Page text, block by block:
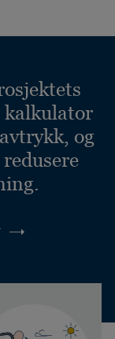
kalkulator
og